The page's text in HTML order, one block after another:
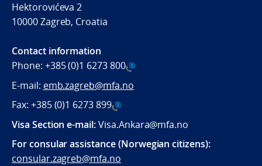
Hektorovićeva 2
10000 Zagreb, Croatia
Contact information
Phone: +385 (0)1 6273 800
E-mail: emb.zagreb@mfa.no
Fax: +385 (0)1 6273 899
Visa Section e-mail:Visa.Ankara@mfa.no
For consular assistance (Norwegian citizens):
consular.zagreb@mfa.no